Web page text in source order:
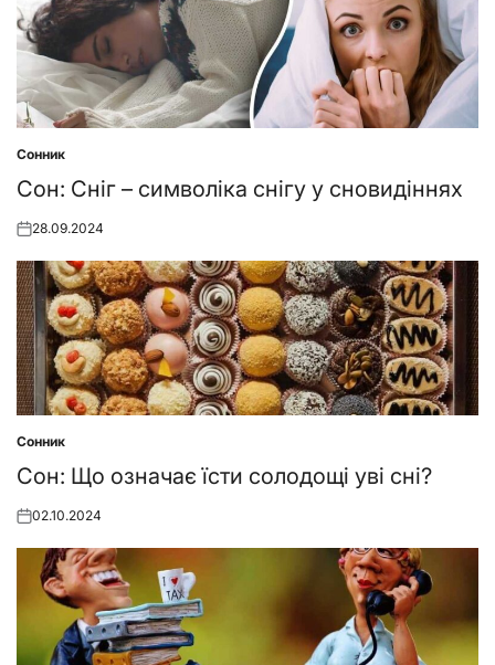
Posted
in
Сонник
Сон: Сніг – символіка снігу у сновидіннях
Posted
28.09.2024
Posted
in
Сонник
Сон: Що означає їсти солодощі уві сні?
Posted
02.10.2024